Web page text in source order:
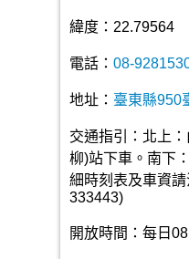
緯度：22.79564
電話： 08-
地址： 臺東縣950
交通指引：北上
柳)站下車。南下
細時刻表及車資
333443)
開放時間：每日